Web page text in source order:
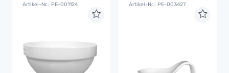
Artikel-Nr.: PE-001124 Artikel-Nr.: PE-003427